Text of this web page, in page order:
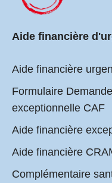
Aide financière
Aide financière
Formulaire
exceptionnelle CAF
Aide financière
Aide financière
Complémentaire